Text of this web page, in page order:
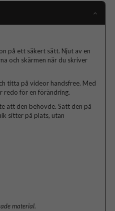
på ett säkert sätt. Njut av en
och skärmen när du skriver
titta på videor handsfree. Med
redo för en förändring.
att den behövde. Sätt den på
sitter på plats, utan
material.